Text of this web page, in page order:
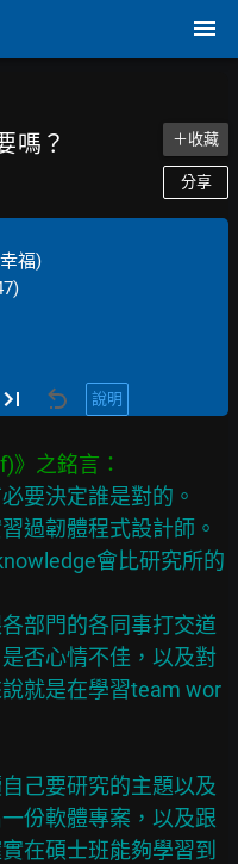
嗎？ ＋收藏
分享
福)
說明
要決定誰是對的。
過韌體程式設計師。
會比研究所的
部門的各同事打交道
否心情不佳，以及對
就是在學習team wor
己要研究的主題以及
份軟體專案，以及跟
在碩士班能夠學習到